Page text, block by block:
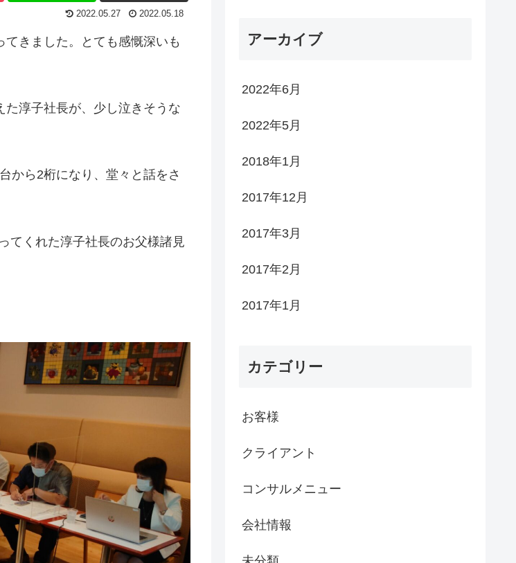
2022.05.27 2022.05.18
てきました。とても感慨深いも
た淳子社長が、少し泣きそうな
から2桁になり、堂々と話をさ
てくれた淳子社長のお父様諸見
アーカイブ
2022年6月
2022年5月
2018年1月
2017年12月
2017年3月
2017年2月
2017年1月
カテゴリー
お客様
クライアント
コンサルメニュー
会社情報